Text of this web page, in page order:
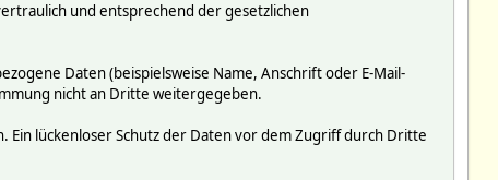
und entsprechend der gesetzlichen
Daten (beispielsweise Name, Anschrift oder E-Mail-
nicht an Dritte weitergegeben.
lückenloser Schutz der Daten vor dem Zugriff durch Dritte